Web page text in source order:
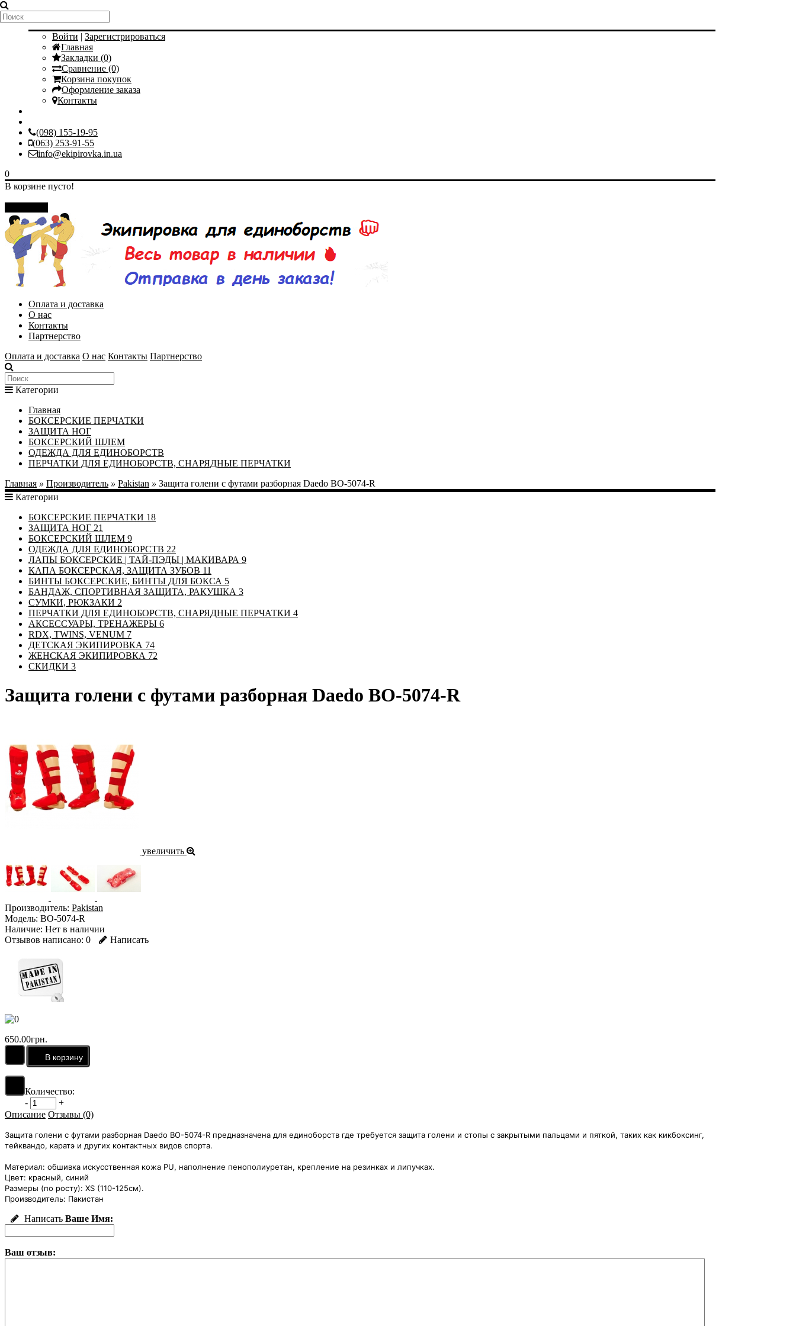
Мой аккаунт
Войти | Зарегистрироваться
Главная
Закладки (0)
Сравнение (0)
Корзина покупок
Оформление заказа
Контакты
(098) 155-19-95
(063) 253-91-55
info@ekipirovka.in.ua
0
В корзине пусто!
Оплата и доставка
О нас
Контакты
Партнерство
Оплата и доставка О нас Контакты Партнерство
Категории
Главная
БОКСЕРСКИЕ ПЕРЧАТКИ
ЗАЩИТА НОГ
БОКСЕРСКИЙ ШЛЕМ
ОДЕЖДА ДЛЯ ЕДИНОБОРСТВ
ПЕРЧАТКИ ДЛЯ ЕДИНОБОРСТВ, СНАРЯДНЫЕ ПЕРЧАТКИ
Главная » Производитель » Pakistan » Защита голени с футами разборная Daedo BO-5074-R
Категории
БОКСЕРСКИЕ ПЕРЧАТКИ 18
ЗАЩИТА НОГ 21
БОКСЕРСКИЙ ШЛЕМ 9
ОДЕЖДА ДЛЯ ЕДИНОБОРСТВ 22
ЛАПЫ БОКСЕРСКИЕ | ТАЙ-ПЭДЫ | МАКИВАРА 9
КАПА БОКСЕРСКАЯ, ЗАЩИТА ЗУБОВ 11
БИНТЫ БОКСЕРСКИЕ, БИНТЫ ДЛЯ БОКСА 5
БАНДАЖ, СПОРТИВНАЯ ЗАЩИТА, РАКУШКА 3
СУМКИ, РЮКЗАКИ 2
ПЕРЧАТКИ ДЛЯ ЕДИНОБОРСТВ, СНАРЯДНЫЕ ПЕРЧАТКИ 4
АКСЕССУАРЫ, ТРЕНАЖЕРЫ 6
RDX, TWINS, VENUM 7
ДЕТСКАЯ ЭКИПИРОВКА 74
ЖЕНСКАЯ ЭКИПИРОВКА 72
СКИДКИ 3
Защита голени с футами разборная Daedo BO-5074-R
увеличить
Производитель: Pakistan
Модель: BO-5074-R
Наличие: Нет в наличии
Отзывов написано: 0 Написать
650.00грн.
Количество:
-
+
Описание Отзывы (0)
Защита голени с футами разборная Daedo BO-5074-R предназначена для единоборств где требуется защита голени и стопы с закрытыми пальцами и пяткой, таких как кикбоксинг,
тейквандо, каратэ и других контактных видов спорта.
Материал: обшивка искусственная кожа PU, наполнение пенополиуретан, крепление на резинках и липучках.
Цвет: красный, синий
Размеры (по росту): XS (110-125см).
Производитель: Пакистан
Написать Ваше Имя:
Ваш отзыв: